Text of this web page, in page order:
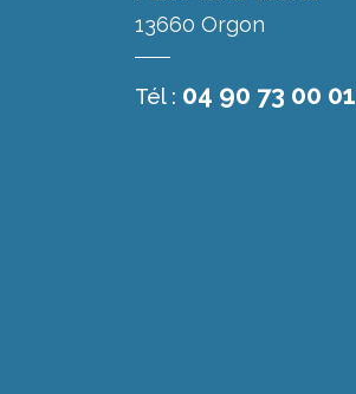
13660 Orgon
Tél : 04 90 73 00 01